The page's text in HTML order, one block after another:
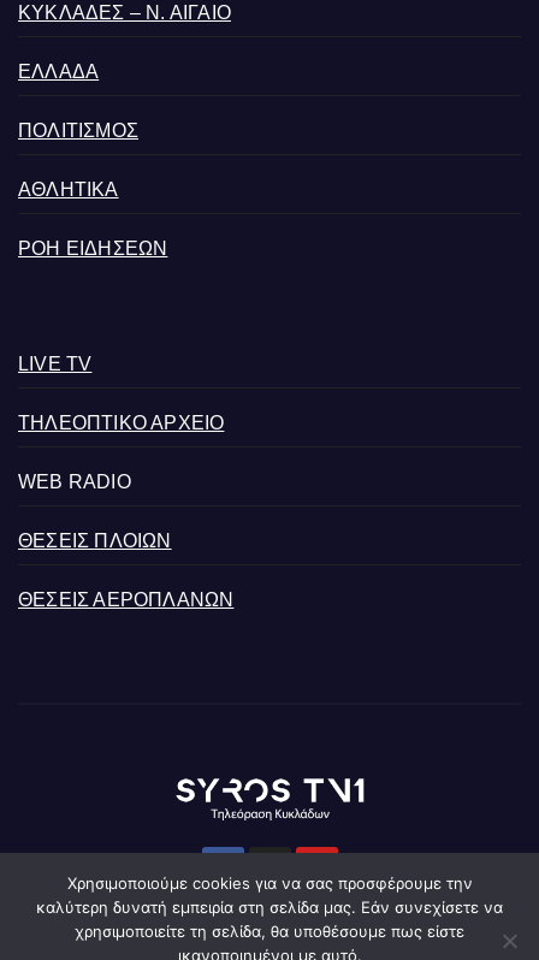
ΚΥΚΛΑΔΕΣ – Ν. ΑΙΓΑΙΟ
ΕΛΛΑΔΑ
ΠΟΛΙΤΙΣΜΟΣ
ΑΘΛΗΤΙΚΑ
ΡΟΗ ΕΙΔΗΣΕΩΝ
LIVE TV
ΤΗΛΕΟΠΤΙΚΟ ΑΡΧΕΙΟ
WEB RADIO
ΘΕΣΕΙΣ ΠΛΟΙΩΝ
ΘΕΣΕΙΣ ΑΕΡΟΠΛΑΝΩΝ
Χρησιμοποιούμε cookies για να σας προσφέρουμε την
καλύτερη δυνατή εμπειρία στη σελίδα μας. Εάν συνεχίσετε να
χρησιμοποιείτε τη σελίδα, θα υποθέσουμε πως είστε
ικανοποιημένοι με αυτό.